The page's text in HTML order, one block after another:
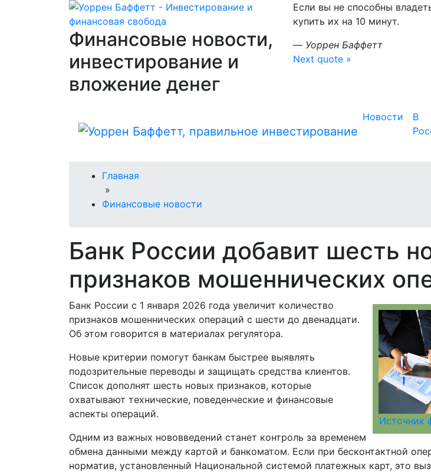
Финансовые новости,
инвестирование и
вложение денег
Если вы не способны
купить их на 10 минут.
— Уоррен Баффетт
Next quote »
Новости
В
Главная
»
Финансовые новости
Банк России добавит шесть
признаков мошеннических
Источник
Банк России с 1 января 2026 года увеличит количество
признаков мошеннических операций с шести до двенадцати.
Об этом говорится в материалах регулятора.
Новые критерии помогут банкам быстрее выявлять
подозрительные переводы и защищать средства клиентов.
Список дополнят шесть новых признаков, которые
охватывают технические, поведенческие и финансовые
аспекты операций.
Одним из важных нововведений станет контроль за временем
обмена данными между картой и банкоматом. Если при бесконтактной
норматив, установленный Национальной системой платежных карт, это